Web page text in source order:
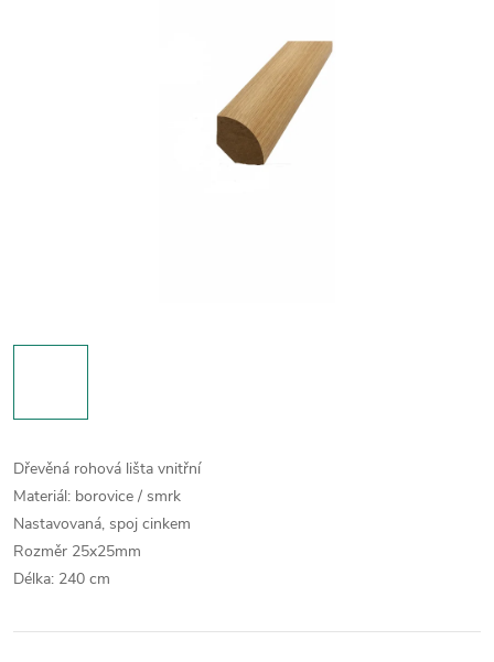
Dřevěná rohová lišta vnitřní
Materiál: borovice / smrk
Nastavovaná, spoj cinkem
Rozměr 25x25mm
Délka: 240 cm